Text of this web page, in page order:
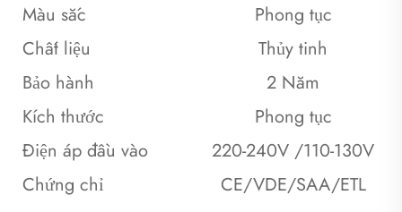
Màu sắc
Phong tục
Chất liệu
Thủy tinh
Bảo hành
2 Năm
Kích thước
Phong tục
Điện áp đầu vào
220-240V /110-130V
Chứng chỉ
CE/VDE/SAA/ETL